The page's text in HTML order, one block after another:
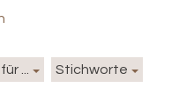
... Stichworte